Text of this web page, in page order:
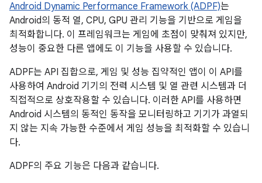
Android Dynamic Performance Framework (ADPF)는
Android의 동적 열, CPU, GPU 관리 기능을 기반으로 게임을
최적화합니다. 이 프레임워크는 게임에 초점이 맞춰져 있지만,
성능이 중요한 다른 앱에도 이 기능을 사용할 수 있습니다.
ADPF는 API 집합으로, 게임 및 성능 집약적인 앱이 이 API를
사용하여 Android 기기의 전력 시스템 및 열 관련 시스템과 더
직접적으로 상호작용할 수 있습니다. 이러한 API를 사용하면
Android 시스템의 동적인 동작을 모니터링하고 기기가 과열되
지 않는 지속 가능한 수준에서 게임 성능을 최적화할 수 있습니
다.
ADPF의 주요 기능은 다음과 같습니다.